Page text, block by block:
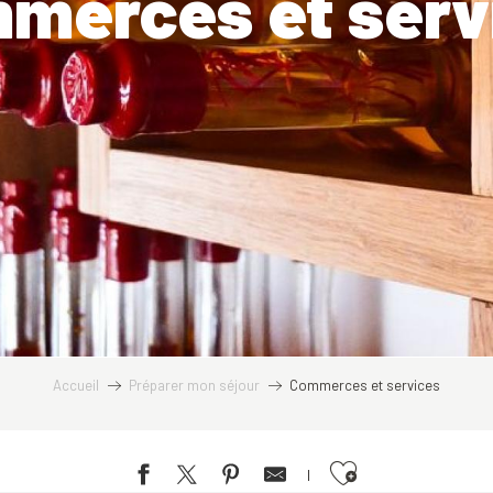
Accueil Préparer mon séjour Commerces et services
Ajouter aux favoris